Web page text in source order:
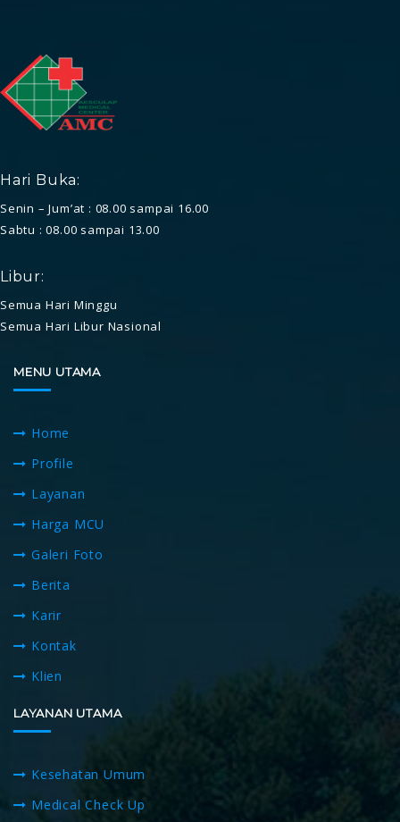
Hari Buka:
Senin – Jum’at : 08.00 sampai 16.00
Sabtu : 08.00 sampai 13.00
Libur:
Semua Hari Minggu
Semua Hari Libur Nasional
MENU UTAMA
Home
Profile
Layanan
Harga MCU
Galeri Foto
Berita
Karir
Kontak
Klien
LAYANAN UTAMA
Kesehatan Umum
Medical Check Up